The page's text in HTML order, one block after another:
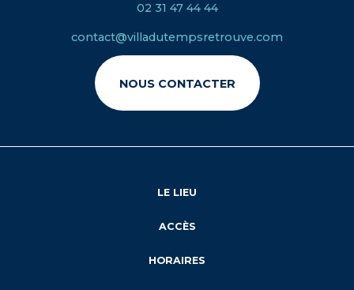
02 31 47 44 44
contact@villadutempsretrouve.com
NOUS CONTACTER
LE LIEU
ACCÈS
HORAIRES